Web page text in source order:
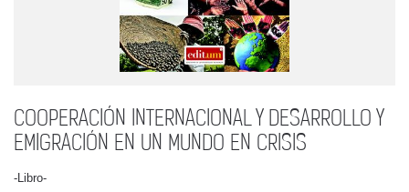
COOPERACIÓN INTERNACIONAL Y DESARROLLO Y
EMIGRACIÓN EN UN MUNDO EN CRISIS
-Libro-